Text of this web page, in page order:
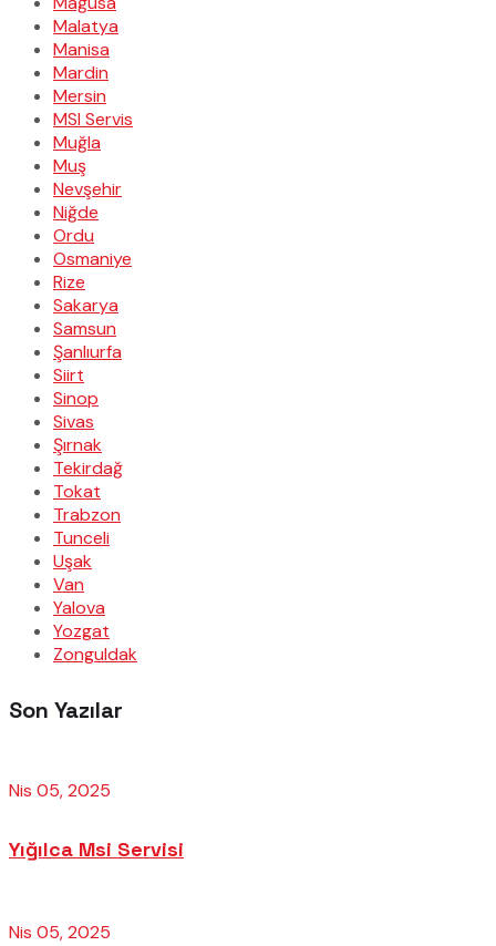
Malatya
Manisa
Mardin
Mersin
MSI Servis
Muğla
Muş
Nevşehir
Niğde
Ordu
Osmaniye
Rize
Sakarya
Samsun
Şanlıurfa
Siirt
Sinop
Sivas
Şırnak
Tekirdağ
Tokat
Trabzon
Tunceli
Uşak
Van
Yalova
Yozgat
Zonguldak
Son Yazılar
Nis 05, 2025
Yığılca Msi Servisi
Nis 05, 2025